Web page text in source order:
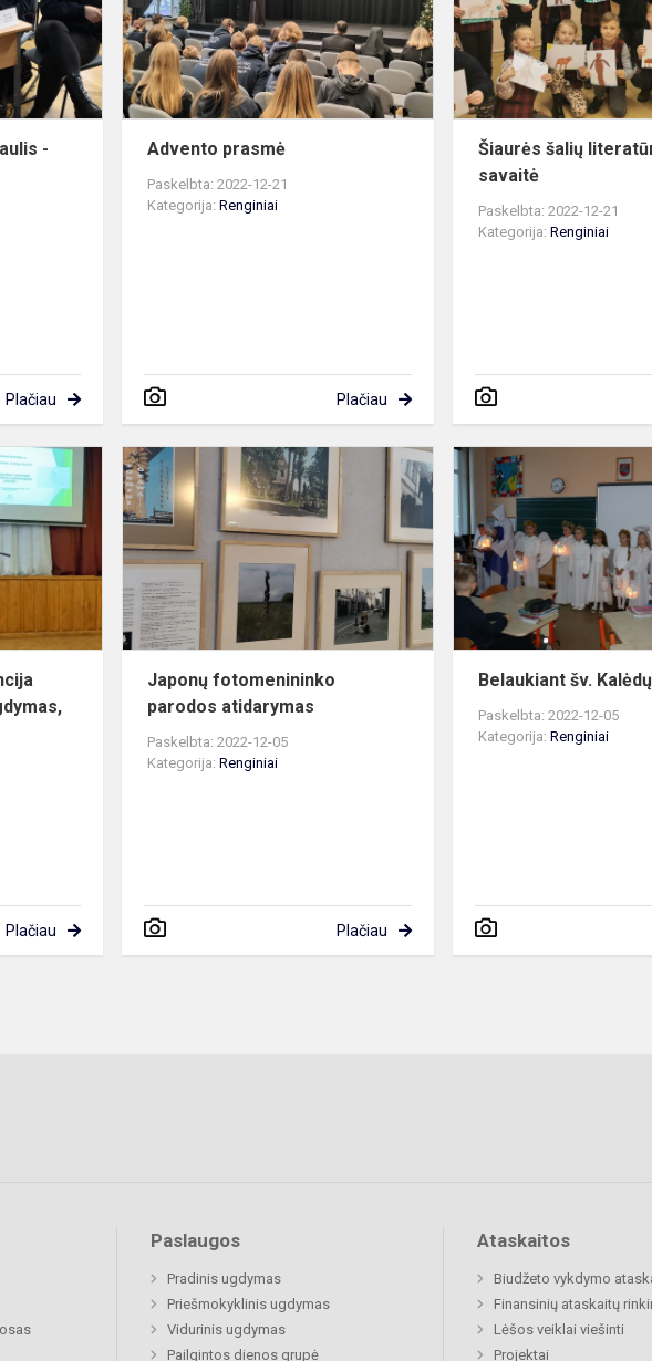
-
darniai
Lietuvai"
-
Plačiau
Advento prasmė
Paskelbta: 2022-12-21
Kategorija:Renginiai
Plačiau
Šiaurės šalių
savaitė
Paskelbta: 2022-12-21
Kategorija:Renginiai
Respublikinė
konferencija
„SUP
supratimas,
ugdymas,
pagal...
Plačiau
Japonų
fotomenininko
parodos
atidarymas
Japonų fotomenininko
parodos atidarymas
Paskelbta: 2022-12-05
Kategorija:Renginiai
Plačiau
Belaukiant šv. Kalėdų
Paskelbta: 2022-12-05
Kategorija:Renginiai
Paslaugos
Pradinis ugdymas
Priešmokyklinis ugdymas
Vidurinis ugdymas
Pailgintos dienos grupė
Ataskaitos
Biudžeto vykdymo
Finansinių ataskaitų
Lėšos veiklai viešinti
Projektai